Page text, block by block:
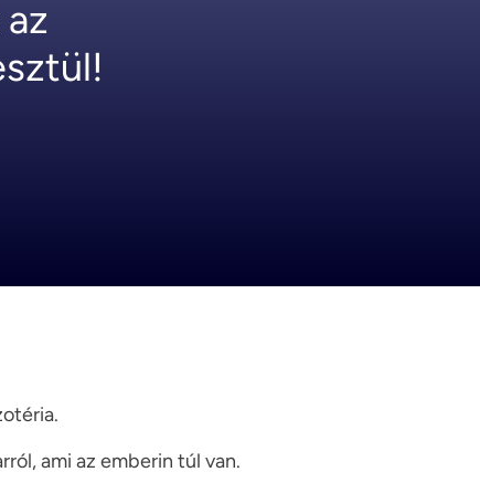
ami az emberin túl van.